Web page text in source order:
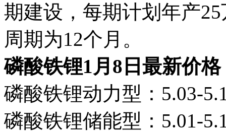
期建设，每期计划年产
周期为12个月。
磷酸铁锂1月8日最新价格
磷酸铁锂动力型：5.03-
磷酸铁锂储能型：5.01-